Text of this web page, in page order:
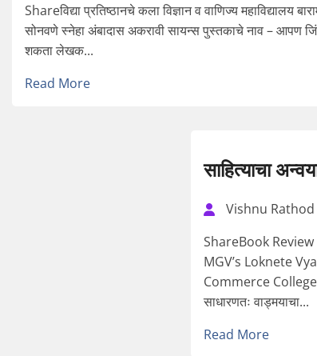
Shareविद्या प्रतिष्ठानचे कला विज्ञान व वाणिज्य महाविद्यालय
सोनवणे स्नेहा अंबादास अकरावी सायन्स पुस्तकाचे नाव – आपण
शकता लेखक...
Read More
साहित्याचा
Vishnu Rathod
ShareBook Review
MGV’s Loknete
Commerce College
साधारणतः वाड्मयाचा...
Read More